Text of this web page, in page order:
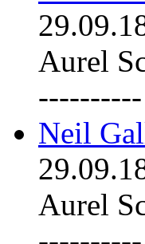
Aurel
----------
Neil
Aurel